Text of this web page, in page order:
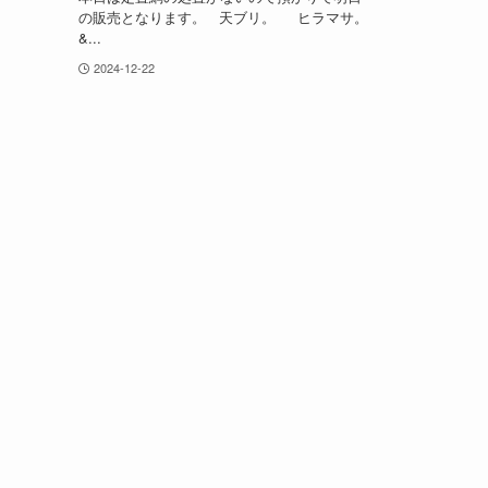
の販売となります。 天ブリ。 ヒラマサ。
&...
2024-12-22